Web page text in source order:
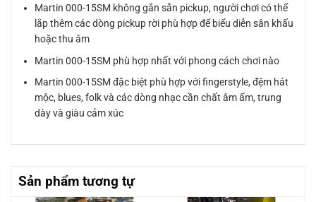
Martin 000-15SM không gắn sẵn pickup, người chơi có thể
lắp thêm các dòng pickup rời phù hợp để biểu diễn sân khấu
hoặc thu âm
Martin 000-15SM phù hợp nhất với phong cách chơi nào
Martin 000-15SM đặc biệt phù hợp với fingerstyle, đệm hát
mộc, blues, folk và các dòng nhạc cần chất âm ấm, trung
dày và giàu cảm xúc
Sản phẩm tương tự